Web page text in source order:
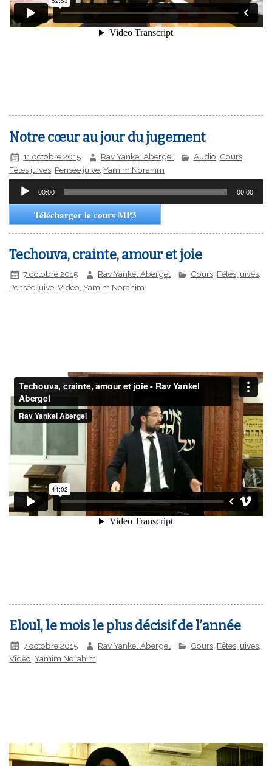
Notre cœur au jour du jugement
11 octobre 2015 Rav Yankel Abergel Audio, Cours,
Fêtes juives Pensée juive ,Yamim Norahim
Lecteur
00:00 00:00
Télécharger le cours MP3
Techouva, crainte, amour et joie
7 octobre 2015 Rav Yankel Abergel Cours, Fêtes juives,
Pensée juive ,Video ,Yamim Norahim
Eloul, le mois le plus décisif de l’année
7 octobre 2015 Rav Yankel Abergel Cours, Fêtes juives,
Video ,Yamim Norahim